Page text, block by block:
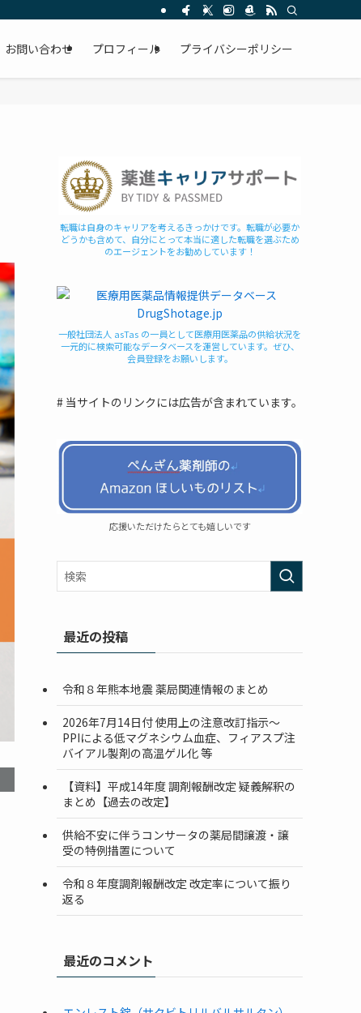
お問い合わせ プロフィール プライバシーポリシー
転職は自身のキャリアを考えるきっかけです。転職が必要か
どうかも含めて、自分にとって本当に適した転職を選ぶため
のエージェントをお勧めしています！
一般社団法人 asTas の一員として医療用医薬品の供給状況を
一元的に検索可能なデータベースを運営しています。ぜひ、
会員登録をお願いします。
# 当サイトのリンクには広告が含まれています。
応援いただけたらとても嬉しいです
最近の投稿
令和８年熊本地震 薬局関連情報のまとめ
2026年7月14日付 使用上の注意改訂指示〜
PPIによる低マグネシウム血症、フィアスプ注
バイアル製剤の高温ゲル化 等
【資料】平成14年度 調剤報酬改定 疑義解釈の
まとめ【過去の改定】
供給不安に伴うコンサータの薬局間譲渡・譲
受の特例措置について
令和８年度調剤報酬改定 改定率について振り
返る
最近のコメント